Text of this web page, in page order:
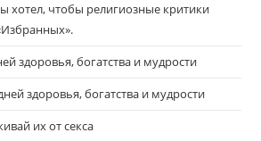
хотел, чтобы религиозные критики
здоровья, богатства и мудрости
здоровья, богатства и мудрости
их от секса